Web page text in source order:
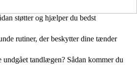
støtter og hjælper du bedst
rutiner, der beskytter dine tænder
undgået tandlægen? Sådan kommer du